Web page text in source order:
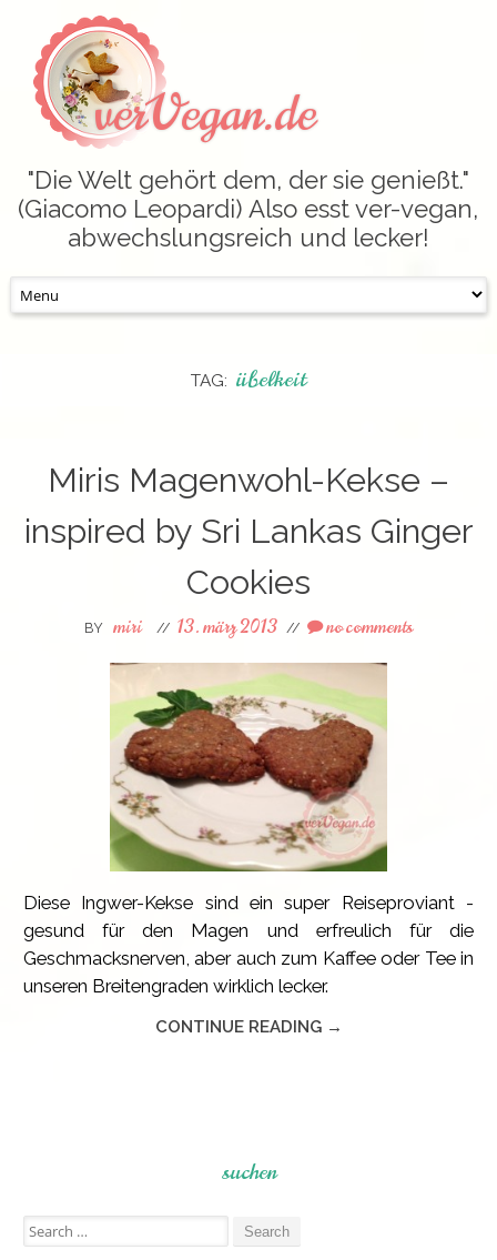
verVegan.de
"Die Welt gehört dem, der sie genießt."
(Giacomo Leopardi) Also esst ver-vegan,
abwechslungsreich und lecker!
to
TAG: übelkeit
Miris Magenwohl-Kekse –
inspired by Sri Lankas Ginger
Cookies
BY miri // 13. märz 2013 // no comments
Diese Ingwer-Kekse sind ein super Reiseproviant -
gesund für den Magen und erfreulich für die
Geschmacksnerven, aber auch zum Kaffee oder Tee in
unseren Breitengraden wirklich lecker.
CONTINUE READING →
suchen
Search
for: